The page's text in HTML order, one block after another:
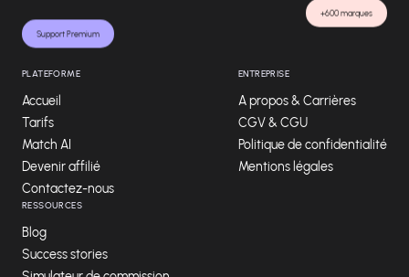
Support Premium
+600 marques
PLATEFORME
Accueil
Tarifs
Match AI
Devenir affilié
Contactez-nous
ENTREPRISE
A propos & Carrières
CGV & CGU
Politique de confidentialité
Mentions légales
RESSOURCES
Blog
Success stories